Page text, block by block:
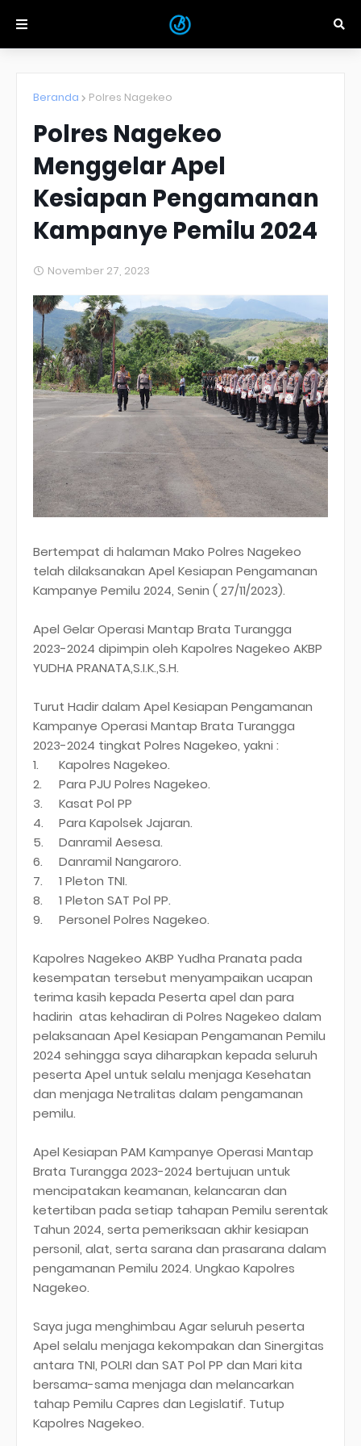
Beranda Polres Nagekeo
Polres Nagekeo
Menggelar Apel
Kesiapan Pengamanan
Kampanye Pemilu 2024
November 27, 2023
Bertempat di halaman Mako Polres Nagekeo
telah dilaksanakan Apel Kesiapan Pengamanan
Kampanye Pemilu 2024, Senin ( 27/11/2023).
Apel Gelar Operasi Mantap Brata Turangga
2023-2024 dipimpin oleh Kapolres Nagekeo AKBP
YUDHA PRANATA,S.I.K.,S.H.
Turut Hadir dalam Apel Kesiapan Pengamanan
Kampanye Operasi Mantap Brata Turangga
2023-2024 tingkat Polres Nagekeo, yakni :
1.
Kapolres Nagekeo.
2.
Para PJU Polres Nagekeo.
3.
Kasat Pol PP
4.
Para Kapolsek Jajaran.
5.
Danramil Aesesa.
6.
Danramil Nangaroro.
7.
1 Pleton TNI.
8.
1 Pleton SAT Pol PP.
9.
Personel Polres Nagekeo.
Kapolres Nagekeo AKBP Yudha Pranata pada
kesempatan tersebut menyampaikan ucapan
terima kasih kepada Peserta apel dan para
hadirin atas kehadiran di Polres Nagekeo dalam
pelaksanaan Apel Kesiapan Pengamanan Pemilu
2024 sehingga saya diharapkan kepada seluruh
peserta Apel untuk selalu menjaga Kesehatan
dan menjaga Netralitas dalam pengamanan
pemilu.
Apel Kesiapan PAM Kampanye Operasi Mantap
Brata Turangga 2023-2024 bertujuan untuk
mencipatakan keamanan, kelancaran dan
ketertiban pada setiap tahapan Pemilu serentak
Tahun 2024, serta pemeriksaan akhir kesiapan
personil, alat, serta sarana dan prasarana dalam
pengamanan Pemilu 2024. Ungkao Kapolres
Nagekeo.
Saya juga menghimbau Agar seluruh peserta
Apel selalu menjaga kekompakan dan Sinergitas
antara TNI, POLRI dan SAT Pol PP dan Mari kita
bersama-sama menjaga dan melancarkan
tahap Pemilu Capres dan Legislatif. Tutup
Kapolres Nagekeo.